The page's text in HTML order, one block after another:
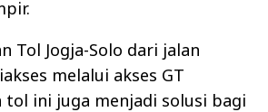
Tol Jogja-Solo dari jalan
melalui akses GT
tol ini juga menjadi solusi bagi